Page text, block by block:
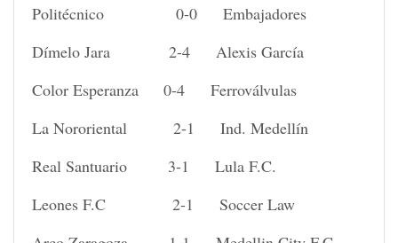
Politécnico 0-0 Embajadores
Dímelo Jara 2-4 Alexis García
Color Esperanza 0-4 Ferroválvulas
La Nororiental 2-1 Ind. Medellín
Real Santuario 3-1 Lula F.C.
Leones F.C 2-1 Soccer Law